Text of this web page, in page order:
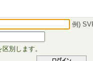
例)
別します。